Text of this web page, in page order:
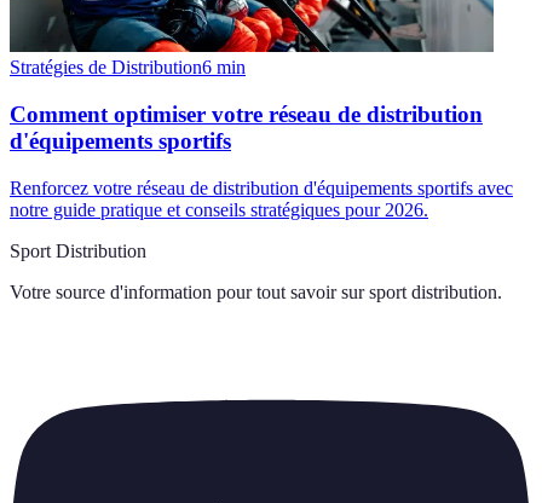
Stratégies de Distribution6 min
Comment optimiser votre réseau de distribution
d'équipements sportifs
Renforcez votre réseau de distribution d'équipements sportifs avec
notre guide pratique et conseils stratégiques pour 2026.
Sport Distribution
Votre source d'information pour tout savoir sur sport distribution.